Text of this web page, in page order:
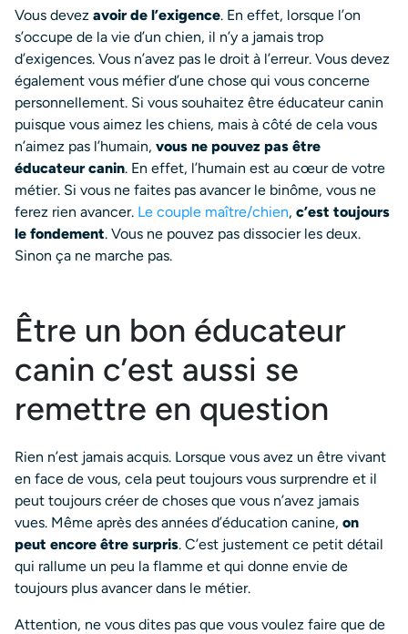
Vous devez avoir de l’exigence. En effet, lorsque l’on
s’occupe de la vie d’un chien, il n’y a jamais trop
d’exigences. Vous n’avez pas le droit à l’erreur. Vous devez
également vous méfier d’une chose qui vous concerne
personnellement. Si vous souhaitez être éducateur canin
puisque vous aimez les chiens, mais à côté de cela vous
n’aimez pas l’humain, vous ne pouvez pas être
éducateur canin. En effet, l’humain est au cœur de votre
métier. Si vous ne faites pas avancer le binôme, vous ne
ferez rien avancer. Le couple maître/chien, c’est toujours
le fondement. Vous ne pouvez pas dissocier les deux.
Sinon ça ne marche pas.
Être un bon éducateur
canin c’est aussi se
remettre en question
Rien n’est jamais acquis. Lorsque vous avez un être vivant
en face de vous, cela peut toujours vous surprendre et il
peut toujours créer de choses que vous n’avez jamais
vues. Même après des années d’éducation canine, on
peut encore être surpris. C’est justement ce petit détail
qui rallume un peu la flamme et qui donne envie de
toujours plus avancer dans le métier.
Attention, ne vous dites pas que vous voulez faire que de